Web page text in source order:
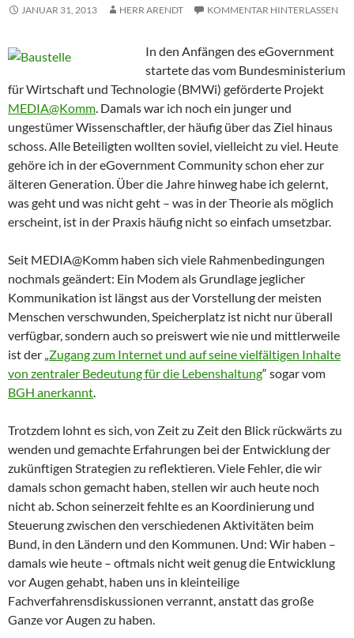
JANUAR 31, 2013 HERR ARENDT KOMMENTAR HINTERLASSEN
In den Anfängen des eGovernment
startete das vom Bundesministerium
für Wirtschaft und Technologie (BMWi) geförderte Projekt
MEDIA@Komm. Damals war ich noch ein junger und
ungestümer Wissenschaftler, der häufig über das Ziel hinaus
schoss. Alle Beteiligten wollten soviel, vielleicht zu viel. Heute
gehöre ich in der eGovernment Community schon eher zur
älteren Generation. Über die Jahre hinweg habe ich gelernt,
was geht und was nicht geht – was in der Theorie als möglich
erscheint, ist in der Praxis häufig nicht so einfach umsetzbar.
Seit MEDIA@Komm haben sich viele Rahmenbedingungen
nochmals geändert: Ein Modem als Grundlage jeglicher
Kommunikation ist längst aus der Vorstellung der meisten
Menschen verschwunden, Speicherplatz ist nicht nur überall
verfügbar, sondern auch so preiswert wie nie und mittlerweile
ist der „Zugang zum Internet und auf seine vielfältigen Inhalte
von zentraler Bedeutung für die Lebenshaltung“ sogar vom
BGH anerkannt.
Trotzdem lohnt es sich, von Zeit zu Zeit den Blick rückwärts zu
wenden und gemachte Erfahrungen bei der Entwicklung der
zukünftigen Strategien zu reflektieren. Viele Fehler, die wir
damals schon gemacht haben, stellen wir auch heute noch
nicht ab. Schon seinerzeit fehlte es an Koordinierung und
Steuerung zwischen den verschiedenen Aktivitäten beim
Bund, in den Ländern und den Kommunen. Und: Wir haben –
damals wie heute – oftmals nicht weit genug die Entwicklung
vor Augen gehabt, haben uns in kleinteilige
Fachverfahrensdiskussionen verrannt, anstatt das große
Ganze vor Augen zu haben.